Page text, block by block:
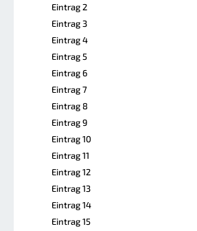
Eintrag 2
Eintrag 3
Eintrag 4
Eintrag 5
Eintrag 6
Eintrag 7
Eintrag 8
Eintrag 9
Eintrag 10
Eintrag 11
Eintrag 12
Eintrag 13
Eintrag 14
Eintrag 15